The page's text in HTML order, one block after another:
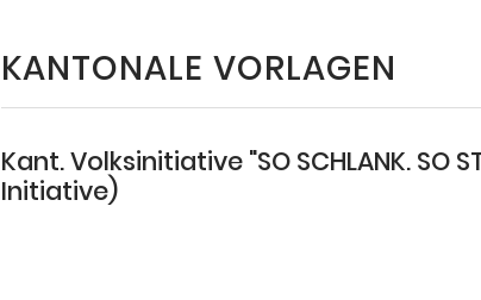
KANTONALE VORLAGEN
Kant. Volksinitiative "SO SCHLANK. SO
Initiative)